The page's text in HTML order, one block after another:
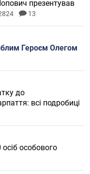
презентував
13
Героєм Олегом
до
всі подробиці
особового